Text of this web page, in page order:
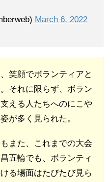
March 6, 2022
笑顔でボランティアと
それに限らず、ボラン
える人たちへのにこや
が多く見られた。
また、これまでの大会
五輪でも、ボランティ
る場面はたびたび見ら